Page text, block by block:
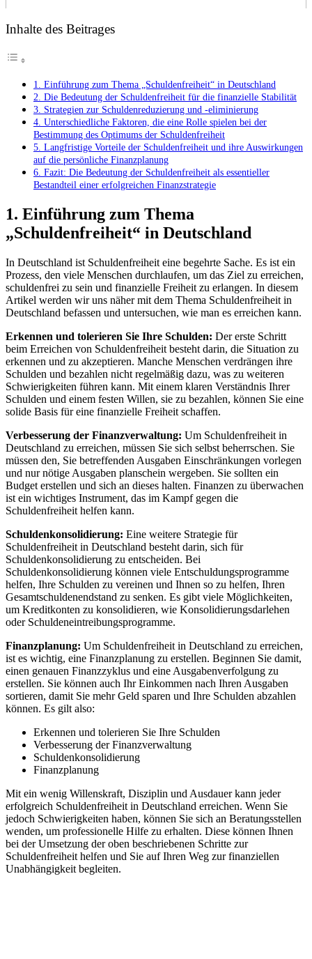
Inhalte des Beitrages
1. Einführung zum Thema „Schuldenfreiheit“ in Deutschland
2. Die Bedeutung der Schuldenfreiheit für die finanzielle Stabilität
3. Strategien zur Schuldenreduzierung und -eliminierung
4. Unterschiedliche Faktoren, die eine Rolle spielen bei der
Bestimmung des Optimums der Schuldenfreiheit
5. Langfristige Vorteile der Schuldenfreiheit und ihre Auswirkungen
auf die persönliche Finanzplanung
6. Fazit: Die Bedeutung der Schuldenfreiheit als essentieller
Bestandteil einer erfolgreichen Finanzstrategie
1. Einführung zum Thema
„Schuldenfreiheit“ in Deutschland
In Deutschland ist Schuldenfreiheit eine begehrte Sache. Es ist ein
Prozess, den viele Menschen durchlaufen, um das Ziel zu erreichen,
schuldenfrei zu sein und finanzielle Freiheit zu erlangen. In diesem
Artikel werden wir uns näher mit dem Thema Schuldenfreiheit in
Deutschland befassen und untersuchen, wie man es erreichen kann.
Erkennen und tolerieren Sie Ihre Schulden: Der erste Schritt
beim Erreichen von Schuldenfreiheit besteht darin, die Situation zu
erkennen und zu akzeptieren. Manche Menschen verdrängen ihre
Schulden und bezahlen nicht regelmäßig dazu, was zu weiteren
Schwierigkeiten führen kann. Mit einem klaren Verständnis Ihrer
Schulden und einem festen Willen, sie zu bezahlen, können Sie eine
solide Basis für eine finanzielle Freiheit schaffen.
Verbesserung der Finanzverwaltung: Um Schuldenfreiheit in
Deutschland zu erreichen, müssen Sie sich selbst beherrschen. Sie
müssen den, Sie betreffenden Ausgaben Einschränkungen vorlegen
und nur nötige Ausgaben planschein wergeben. Sie sollten ein
Budget erstellen und sich an dieses halten. Finanzen zu überwachen
ist ein wichtiges Instrument, das im Kampf gegen die
Schuldenfreiheit helfen kann.
Schuldenkonsolidierung: Eine weitere Strategie für
Schuldenfreiheit in Deutschland besteht darin, sich für
Schuldenkonsolidierung zu entscheiden. Bei
Schuldenkonsolidierung können viele Entschuldungsprogramme
helfen, Ihre Schulden zu vereinen und Ihnen so zu helfen, Ihren
Gesamtschuldenendstand zu senken. Es gibt viele Möglichkeiten,
um Kreditkonten zu konsolidieren, wie Konsolidierungsdarlehen
oder Schuldeneintreibungsprogramme.
Finanzplanung: Um Schuldenfreiheit in Deutschland zu erreichen,
ist es wichtig, eine Finanzplanung zu erstellen. Beginnen Sie damit,
einen genauen Finanzzyklus und eine Ausgabenverfolgung zu
erstellen. Sie können auch Ihr Einkommen nach Ihren Ausgaben
sortieren, damit Sie mehr Geld sparen und Ihre Schulden abzahlen
können. Es gilt also:
Erkennen und tolerieren Sie Ihre Schulden
Verbesserung der Finanzverwaltung
Schuldenkonsolidierung
Finanzplanung
Mit ein wenig Willenskraft, Disziplin und Ausdauer kann jeder
erfolgreich Schuldenfreiheit in Deutschland erreichen. Wenn Sie
jedoch Schwierigkeiten haben, können Sie sich an Beratungsstellen
wenden, um professionelle Hilfe zu erhalten. Diese können Ihnen
bei der Umsetzung der oben beschriebenen Schritte zur
Schuldenfreiheit helfen und Sie auf Ihren Weg zur finanziellen
Unabhängigkeit begleiten.